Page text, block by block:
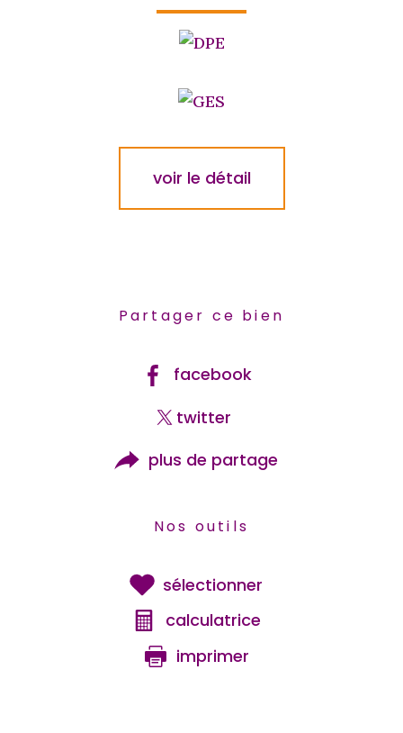
voir le détail
Partager ce bien
facebook
twitter
plus de partage
Nos outils
sélectionner
calculatrice
imprimer